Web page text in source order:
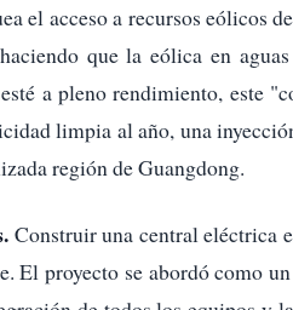
el acceso a recursos eólicos
que la eólica en
a pleno rendimiento, este
limpia al año, una
región de Guangdong.
Construir una central eléctrica
El proyecto se abordó como